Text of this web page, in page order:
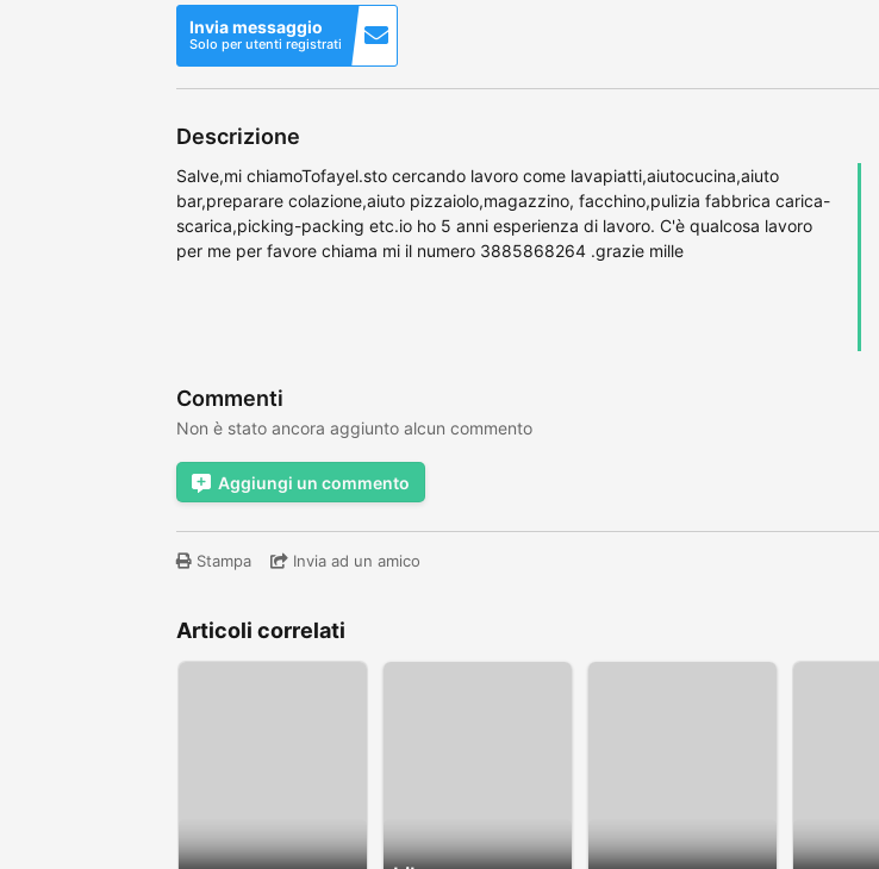
Invia messaggio
Solo per utenti registrati
Descrizione
Salve,mi chiamoTofayel.sto cercando lavoro come lavapiatti,aiutocucina,aiuto
bar,preparare colazione,aiuto pizzaiolo,magazzino, facchino,pulizia fabbrica carica-
scarica,picking-packing etc.io ho 5 anni esperienza di lavoro. C'è qualcosa lavoro
per me per favore chiama mi il numero 3885868264 .grazie mille
Commenti
Non è stato ancora aggiunto alcun commento
Aggiungi un commento
Stampa Invia ad un amico
Articoli correlati